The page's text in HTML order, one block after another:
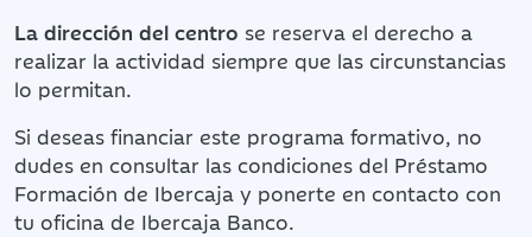
La dirección del centro se reserva el derecho a
realizar la actividad siempre que las circunstancias
lo permitan.
Si deseas financiar este programa formativo, no
dudes en consultar las condiciones del Préstamo
Formación de Ibercaja y ponerte en contacto con
tu oficina de Ibercaja Banco.